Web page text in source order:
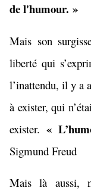
de l'humour. »
Mais son
liberté qui
l’inattendu, il y a
à exister, qui
exister. « L’
Sigmund Freud
Mais là aussi,